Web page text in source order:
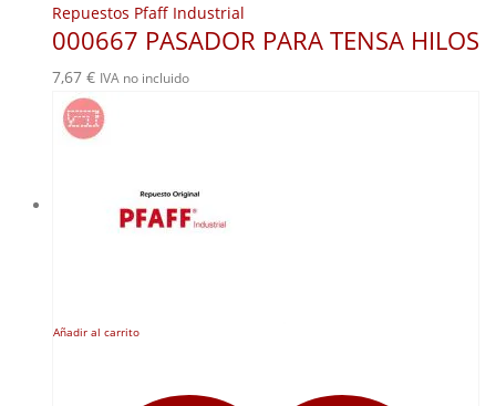
Repuestos Pfaff Industrial
000667 PASADOR PARA TENSA HILOS
7,67 € IVA no incluido
Añadir al carrito